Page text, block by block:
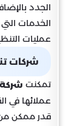
الجدد
الخدمات
عمليات
شركات
تمكنت
عملائها في
قدر ممكن من